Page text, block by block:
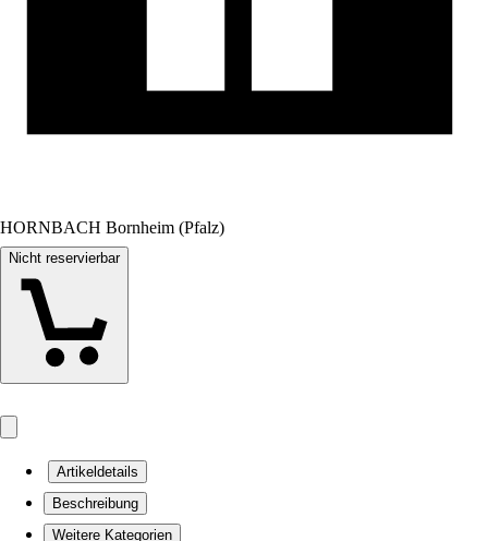
HORNBACH Bornheim (Pfalz)
Nicht reservierbar
Artikeldetails
Beschreibung
Weitere Kategorien